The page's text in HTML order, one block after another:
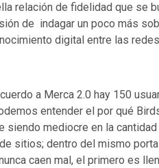
relación de fidelidad que se
de indagar un poco más
digital entre las
a Merca 2.0 hay 150
entender el por qué
siendo mediocre en la
sitios; dentro del mismo
caen mal, el primero es